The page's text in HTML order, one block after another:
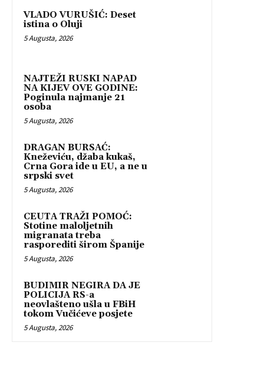
VLADO VURUŠIĆ: Deset
istina o Oluji
5 Augusta, 2026
NAJTEŽI RUSKI NAPAD
NA KIJEV OVE GODINE:
Poginula najmanje 21
osoba
5 Augusta, 2026
DRAGAN BURSAĆ:
Kneževiću, džaba kukaš,
Crna Gora ide u EU, a ne u
srpski svet
5 Augusta, 2026
CEUTA TRAŽI POMOĆ:
Stotine maloljetnih
migranata treba
rasporediti širom Španije
5 Augusta, 2026
BUDIMIR NEGIRA DA JE
POLICIJA RS-a
neovlašteno ušla u FBiH
tokom Vučićeve posjete
5 Augusta, 2026